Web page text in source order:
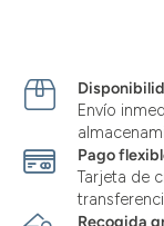
Envío
Pago
Tarjeta de
Recogida